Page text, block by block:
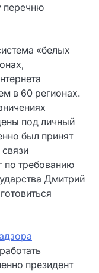
перечню
«белых
в 60 регионах.
под личный
был принят
по требованию
Дмитрий
президент